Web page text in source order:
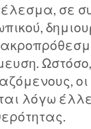
σε
λόγω